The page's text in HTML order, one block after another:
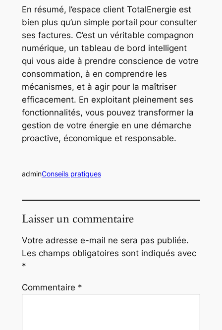
En résumé, l’espace client TotalEnergie est
bien plus qu’un simple portail pour consulter
ses factures. C’est un véritable compagnon
numérique, un tableau de bord intelligent
qui vous aide à prendre conscience de votre
consommation, à en comprendre les
mécanismes, et à agir pour la maîtriser
efficacement. En exploitant pleinement ses
fonctionnalités, vous pouvez transformer la
gestion de votre énergie en une démarche
proactive, économique et responsable.
adminConseils pratiques
Laisser un commentaire
Votre adresse e-mail ne sera pas publiée.
Les champs obligatoires sont indiqués avec
*
Commentaire *